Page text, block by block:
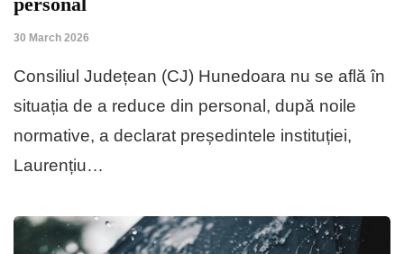
30 March 2026
Consiliul Județean (CJ) Hunedoara nu se află în
situația de a reduce din personal, după noile
normative, a declarat președintele instituției,
Laurențiu…